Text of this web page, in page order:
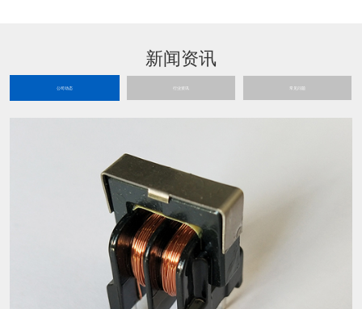
新闻资讯
公司动态 行业资讯 常见问题